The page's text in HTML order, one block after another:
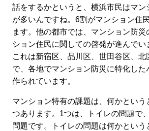
話をするかというと、横浜市民はマン
が多いんですね。6割がマンション住
ます。他の都市では、マンション防災
ション住民に関しての啓発が進んでい
これは新宿区、品川区、世田谷区、北
で、各地でマンション防災に特化した
作られています。
マンション特有の課題は、何かという
つあります。1つは、トイレの問題で
問題です。トイレの問題は何かという